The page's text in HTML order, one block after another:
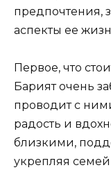
предпочтения,
аспекты ее
Первое, что
Барият очень
проводит с
радость и
близкими,
укрепляя